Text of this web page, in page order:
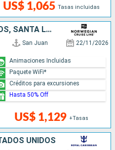
US$ 1,065 Tasas incluidas
PUERTO RICO, BARBADOS, SANTA LUCIA, SAN MARTÍN
San Juan 22/11/2026
US$ 1,129 +Tasas
Animaciones Incluidas
Paquete WiFi*
Créditos para excursiones
Hasta 50% Off
UNIDOS